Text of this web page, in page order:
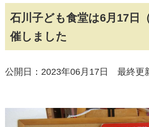
石川子ども食堂は6月17日
催しました
公開日：2023年06月17日 最終更